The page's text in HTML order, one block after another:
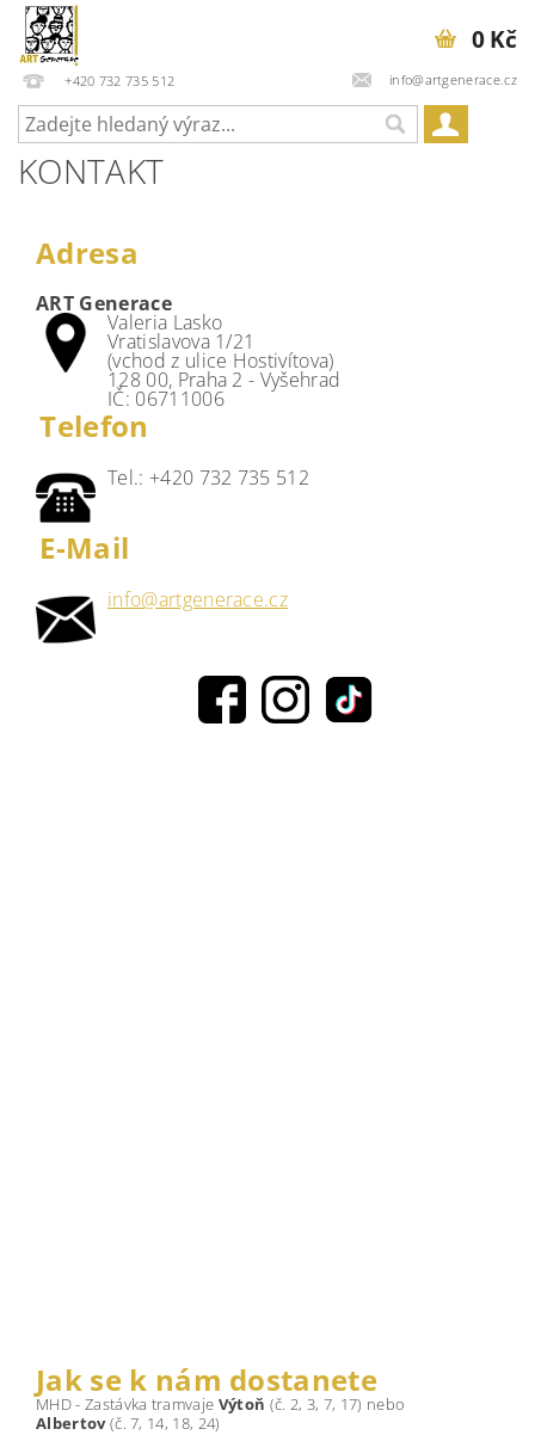
+420 732 735 512 info@artgenerace.cz
0 Kč
KONTAKT
Adresa
ART Generace
Valeria Lasko
Vratislavova 1/21
(vchod z ulice Hostivítova)
128 00, Praha 2 - Vyšehrad
IČ: 06711006
Telefon
Tel.: +420 732 735 512
E-Mail
info@artgenerace.cz
Jak se k nám dostanete
MHD - Zastávka tramvaje Výtoň (č. 2, 3, 7, 17) nebo
Albertov(č. 7, 14, 18, 24)